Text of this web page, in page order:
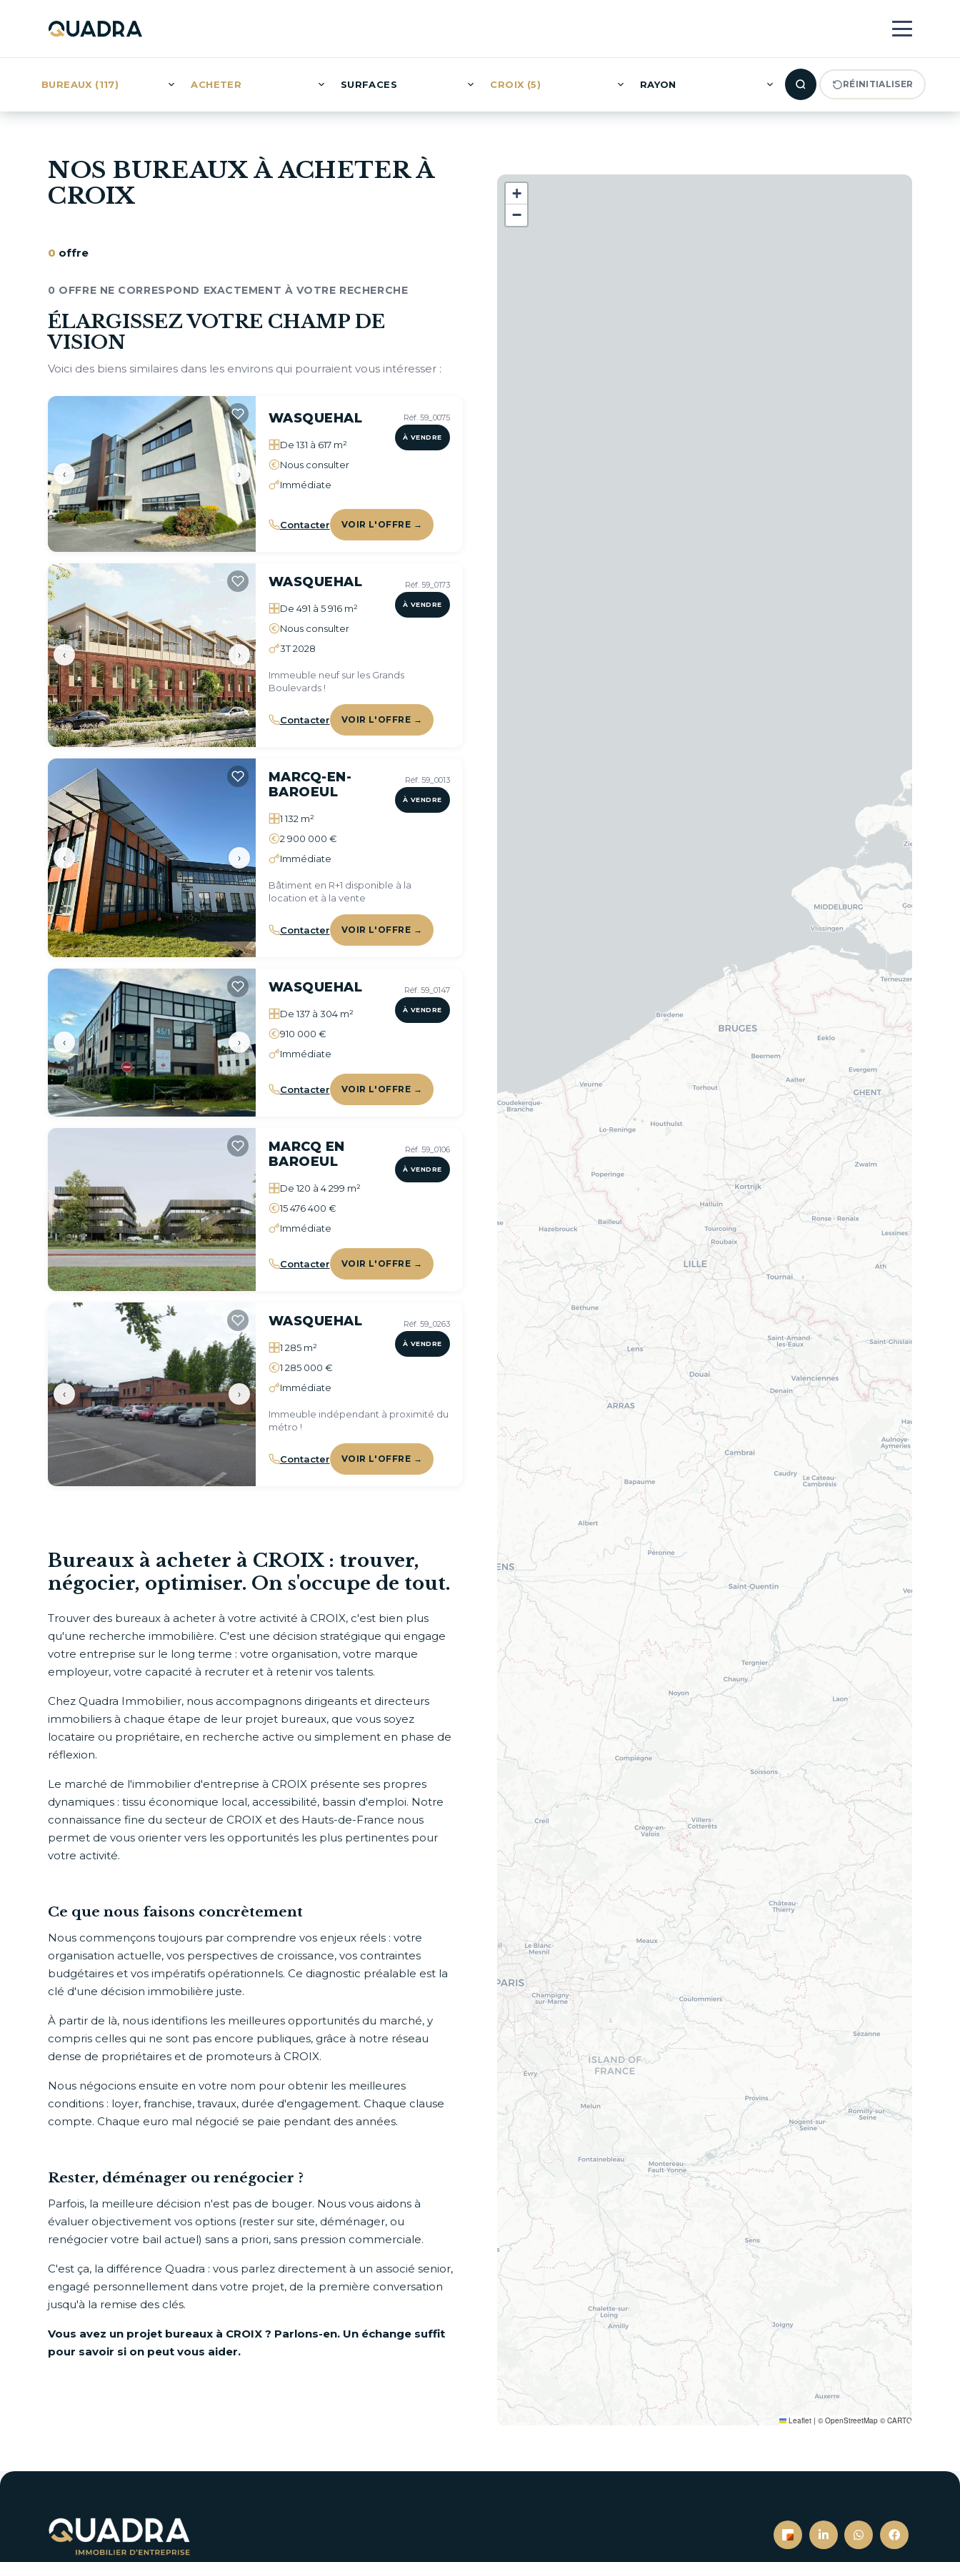
BUREAUX (117) ACHETER SURFACES CROIX (5) RAYON RÉINITIALISER
NOS BUREAUX À ACHETER À
CROIX
0 offre
0 OFFRE NE CORRESPOND EXACTEMENT À VOTRE RECHERCHE
ÉLARGISSEZ VOTRE CHAMP DE
VISION
Voici des biens similaires dans les environs qui pourraient vous intéresser :
‹ ›
Réf. 59_0075
À VENDRE
WASQUEHAL
De 131 à 617 m²
Nous consulter
Immédiate
Contacter VOIR L'OFFRE →
‹ ›
Réf. 59_0173
À VENDRE
WASQUEHAL
De 491 à 5 916 m²
Nous consulter
3T 2028
Immeuble neuf sur les Grands
Boulevards !
Contacter VOIR L'OFFRE →
‹ ›
Réf. 59_0013
À VENDRE
MARCQ-EN-
BAROEUL
1 132 m²
2 900 000 €
Immédiate
Bâtiment en R+1 disponible à la
location et à la vente
Contacter VOIR L'OFFRE →
‹ ›
Réf. 59_0147
À VENDRE
WASQUEHAL
De 137 à 304 m²
910 000 €
Immédiate
Contacter VOIR L'OFFRE →
Réf. 59_0106
À VENDRE
MARCQ EN
BAROEUL
De 120 à 4 299 m²
15 476 400 €
Immédiate
Contacter VOIR L'OFFRE →
‹ ›
Réf. 59_0263
À VENDRE
WASQUEHAL
1 285 m²
1 285 000 €
Immédiate
Immeuble indépendant à proximité du
métro !
Contacter VOIR L'OFFRE →
Bureaux à acheter à CROIX : trouver,
négocier, optimiser. On s'occupe de tout.
Trouver des bureaux à acheter à votre activité à CROIX, c'est bien plus
qu'une recherche immobilière. C'est une décision stratégique qui engage
votre entreprise sur le long terme : votre organisation, votre marque
employeur, votre capacité à recruter et à retenir vos talents.
Chez Quadra Immobilier, nous accompagnons dirigeants et directeurs
immobiliers à chaque étape de leur projet bureaux, que vous soyez
locataire ou propriétaire, en recherche active ou simplement en phase de
réflexion.
Le marché de l'immobilier d'entreprise à CROIX présente ses propres
dynamiques : tissu économique local, accessibilité, bassin d'emploi. Notre
connaissance fine du secteur de CROIX et des Hauts-de-France nous
permet de vous orienter vers les opportunités les plus pertinentes pour
votre activité.
Ce que nous faisons concrètement
Nous commençons toujours par comprendre vos enjeux réels : votre
organisation actuelle, vos perspectives de croissance, vos contraintes
budgétaires et vos impératifs opérationnels. Ce diagnostic préalable est la
clé d'une décision immobilière juste.
À partir de là, nous identifions les meilleures opportunités du marché, y
compris celles qui ne sont pas encore publiques, grâce à notre réseau
dense de propriétaires et de promoteurs à CROIX.
Nous négocions ensuite en votre nom pour obtenir les meilleures
conditions : loyer, franchise, travaux, durée d'engagement. Chaque clause
compte. Chaque euro mal négocié se paie pendant des années.
Rester, déménager ou renégocier ?
Parfois, la meilleure décision n'est pas de bouger. Nous vous aidons à
évaluer objectivement vos options (rester sur site, déménager, ou
renégocier votre bail actuel) sans a priori, sans pression commerciale.
C'est ça, la différence Quadra : vous parlez directement à un associé senior,
engagé personnellement dans votre projet, de la première conversation
jusqu'à la remise des clés.
Vous avez un projet bureaux à CROIX ? Parlons-en. Un échange suffit
pour savoir si on peut vous aider.
+
−
Leaflet | © OpenStreetMap © CARTO